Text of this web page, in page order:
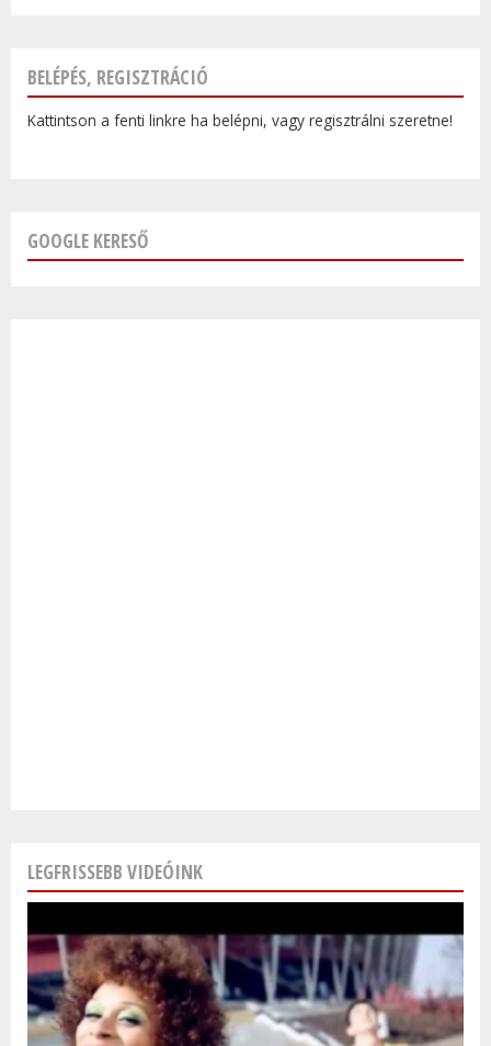
BELÉPÉS, REGISZTRÁCIÓ
Kattintson a fenti linkre ha belépni, vagy regisztrálni szeretne!
GOOGLE KERESŐ
LEGFRISSEBB VIDEÓINK